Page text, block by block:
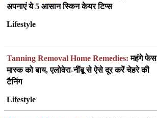
अपनाएं ये 5 आसान स्किन केयर टिप्स
Lifestyle
Tanning Removal Home Remedies: महंगे फेस
मास्क को बाय, एलोवेरा-नींबू से ऐसे दूर करें चेहरे की
टैनिंग
Lifestyle